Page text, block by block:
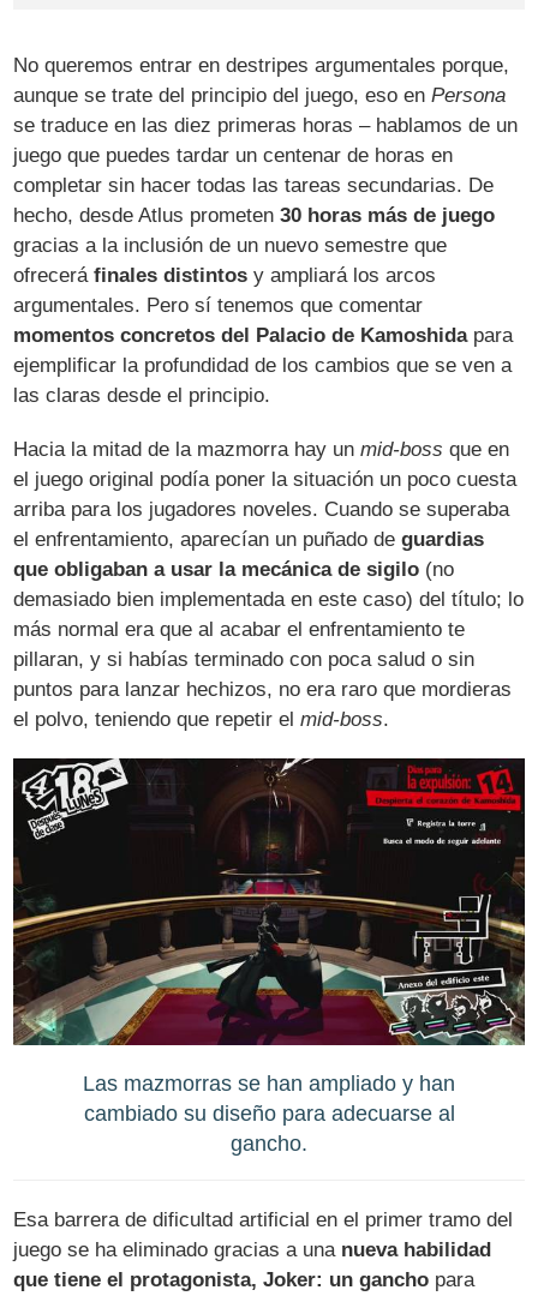
No queremos entrar en destripes argumentales porque,
aunque se trate del principio del juego, eso enPersona
se traduce en las diez primeras horas – hablamos de un
juego que puedes tardar un centenar de horas en
completar sin hacer todas las tareas secundarias. De
hecho, desde Atlus prometen30 horas más de juego
gracias a la inclusión de un nuevo semestre que
ofreceráfinales distintos y ampliará los arcos
argumentales. Pero sí tenemos que comentar
momentos concretos del Palacio de Kamoshidapara
ejemplificar la profundidad de los cambios que se ven a
las claras desde el principio.
Hacia la mitad de la mazmorra hay unmid-boss que en
el juego original podía poner la situación un poco cuesta
arriba para los jugadores noveles. Cuando se superaba
el enfrentamiento, aparecían un puñado deguardias
que obligaban a usar la mecánica de sigilo (no
demasiado bien implementada en este caso) del título; lo
más normal era que al acabar el enfrentamiento te
pillaran, y si habías terminado con poca salud o sin
puntos para lanzar hechizos, no era raro que mordieras
el polvo, teniendo que repetir elmid-boss.
Las mazmorras se han ampliado y han
cambiado su diseño para adecuarse al
gancho.
Esa barrera de dificultad artificial en el primer tramo del
juego se ha eliminado gracias a una nueva habilidad
que tiene el protagonista, Joker: un gancho para